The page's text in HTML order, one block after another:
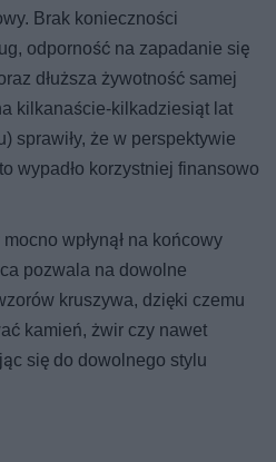
Brak konieczności
odporność na zapadanie się
dłuższa żywotność samej
kilkanaście-kilkadziesiąt lat
sprawiły, że w perspektywie
wypadło korzystniej finansowo
wpłynął na końcowy
pozwala na dowolne
kruszywa, dzięki czemu
kamień, żwir czy nawet
się do dowolnego stylu